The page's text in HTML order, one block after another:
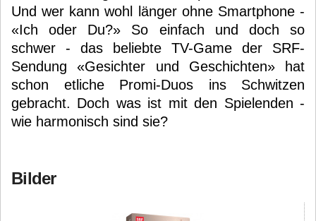
Und wer kann wohl länger ohne Smartphone -
«Ich oder Du?» So einfach und doch so
schwer - das beliebte TV-Game der SRF-
Sendung «Gesichter und Geschichten» hat
schon etliche Promi-Duos ins Schwitzen
gebracht. Doch was ist mit den Spielenden -
wie harmonisch sind sie?
Bilder